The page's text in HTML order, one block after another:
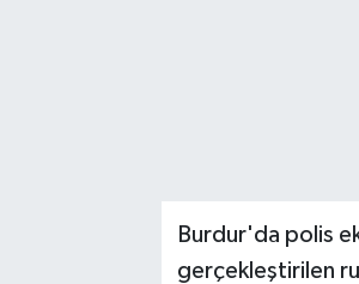
Burdur'da polis
gerçekleştirilen